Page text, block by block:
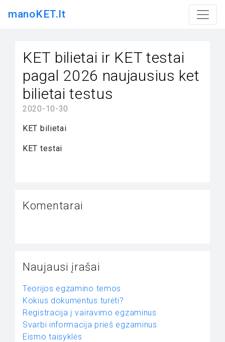
manoKET.lt
KET bilietai ir KET testai
pagal 2026 naujausius ket
bilietai testus
2020-10-30
KET bilietai
KET testai
Komentarai
Naujausi įrašai
Teorijos egzamino temos
Kokius dokumentus turėti?
Registracija į vairavimo egzaminus
Svarbi informacija prieš egzaminus
Eismo taisyklės